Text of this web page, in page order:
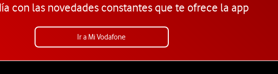
con las novedades constantes que te ofrece la app
Ir a Mi Vodafone